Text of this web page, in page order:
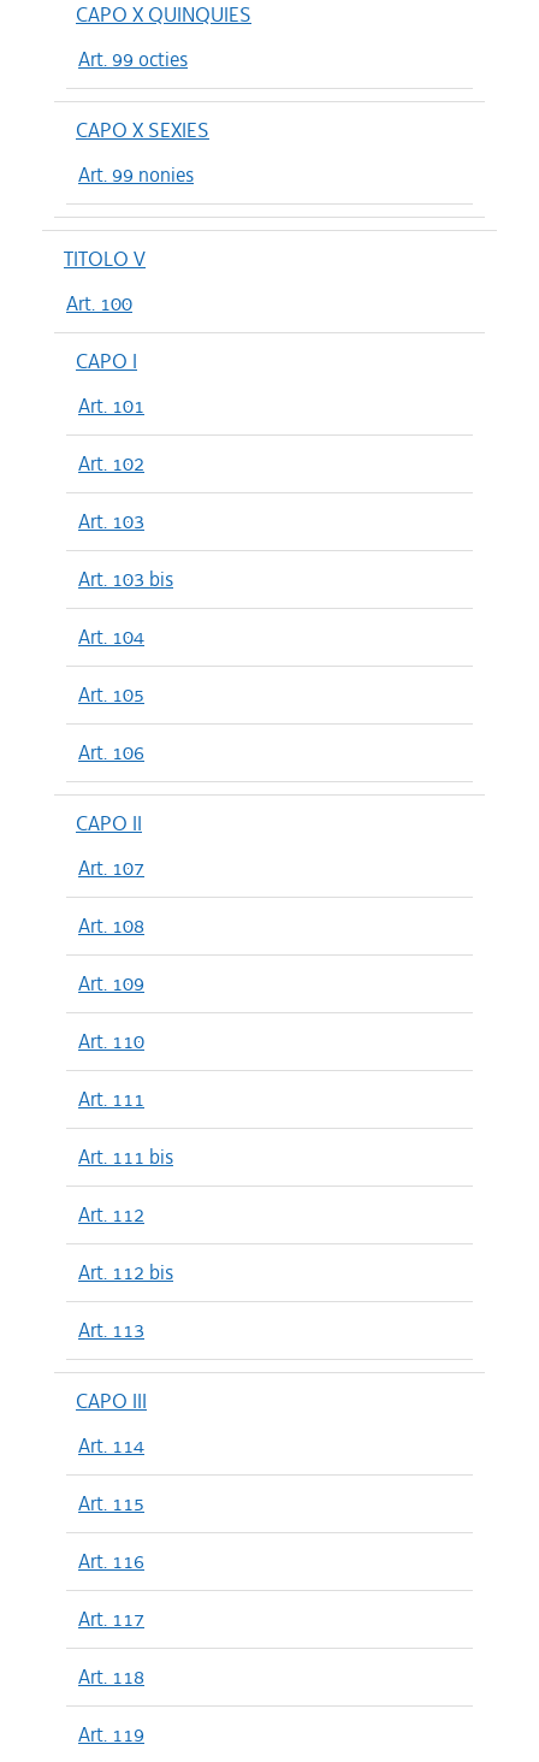
CAPO X QUINQUIES
Art. 99 octies
CAPO X SEXIES
Art. 99 nonies
TITOLO V
Art. 100
CAPO I
Art. 101
Art. 102
Art. 103
Art. 103 bis
Art. 104
Art. 105
Art. 106
CAPO II
Art. 107
Art. 108
Art. 109
Art. 110
Art. 111
Art. 111 bis
Art. 112
Art. 112 bis
Art. 113
CAPO III
Art. 114
Art. 115
Art. 116
Art. 117
Art. 118
Art. 119